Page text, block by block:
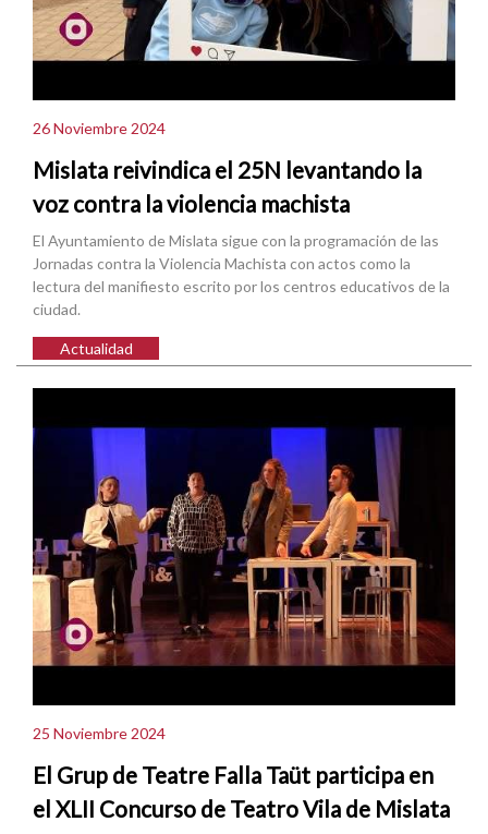
26 Noviembre 2024
Mislata reivindica el 25N levantando la
voz contra la violencia machista
El Ayuntamiento de Mislata sigue con la programación de las
Jornadas contra la Violencia Machista con actos como la
lectura del manifiesto escrito por los centros educativos de la
ciudad.
Actualidad
25 Noviembre 2024
El Grup de Teatre Falla Taüt participa en
el XLII Concurso de Teatro Vila de Mislata